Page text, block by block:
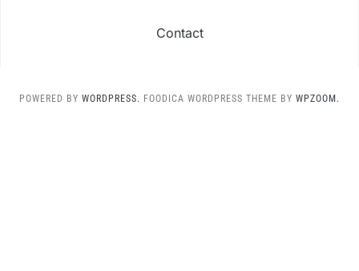
Contact
POWERED BY WORDPRESS. FOODICA WORDPRESS THEME BY WPZOOM.